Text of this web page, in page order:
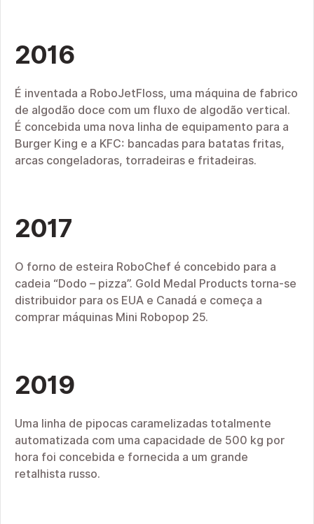
2016
É inventada a RoboJetFloss, uma máquina de fabrico
de algodão doce com um fluxo de algodão vertical.
É concebida uma nova linha de equipamento para a
Burger King e a KFC: bancadas para batatas fritas,
arcas congeladoras, torradeiras e fritadeiras.
2017
O forno de esteira RoboChef é concebido para a
cadeia “Dodo – pizza”. Gold Medal Products torna-se
distribuidor para os EUA e Canadá e começa a
comprar máquinas Mini Robopop 25.
2019
Uma linha de pipocas caramelizadas totalmente
automatizada com uma capacidade de 500 kg por
hora foi concebida e fornecida a um grande
retalhista russo.